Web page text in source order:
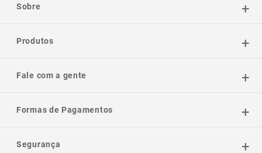
Sobre
Produtos
Fale com a gente
Formas de Pagamentos
Segurança